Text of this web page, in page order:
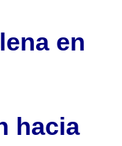
en
hacia